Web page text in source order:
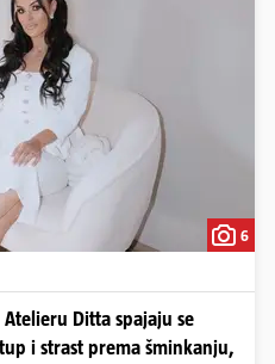
6
Ditta spajaju se
i strast prema šminkanju,